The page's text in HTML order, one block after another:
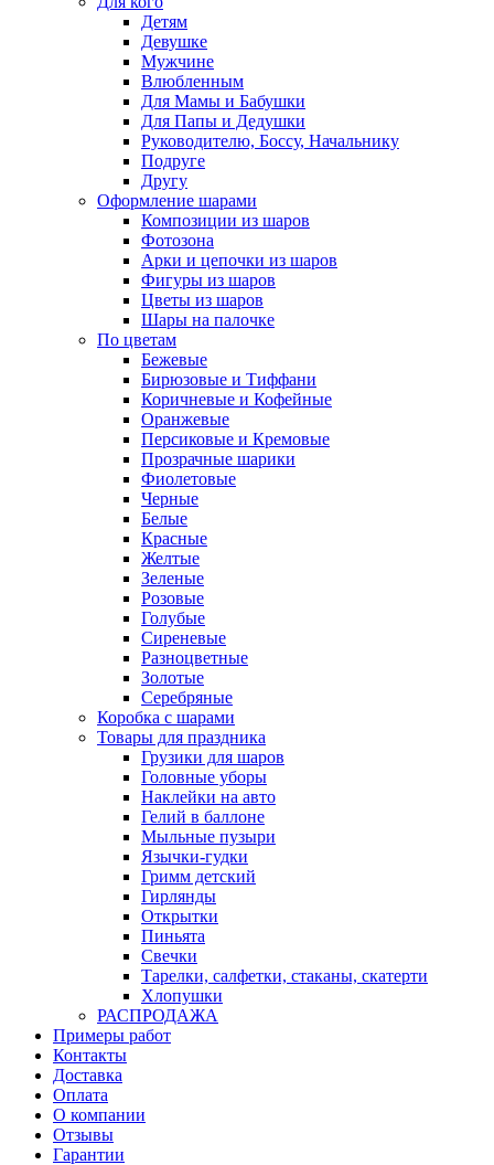
Детям
Девушке
Мужчине
Влюбленным
Для Мамы и Бабушки
Для Папы и Дедушки
Руководителю, Боссу, Начальнику
Подруге
Другу
Оформление шарами
Композиции из шаров
Фотозона
Арки и цепочки из шаров
Фигуры из шаров
Цветы из шаров
Шары на палочке
По цветам
Бежевые
Бирюзовые и Тиффани
Коричневые и Кофейные
Оранжевые
Персиковые и Кремовые
Прозрачные шарики
Фиолетовые
Черные
Белые
Красные
Желтые
Зеленые
Розовые
Голубые
Сиреневые
Разноцветные
Золотые
Серебряные
Коробка с шарами
Товары для праздника
Грузики для шаров
Головные уборы
Наклейки на авто
Гелий в баллоне
Мыльные пузыри
Язычки-гудки
Гримм детский
Гирлянды
Открытки
Пиньята
Свечки
Тарелки, салфетки, стаканы, скатерти
Хлопушки
РАСПРОДАЖА
Примеры работ
Контакты
Доставка
Оплата
О компании
Отзывы
Гарантии